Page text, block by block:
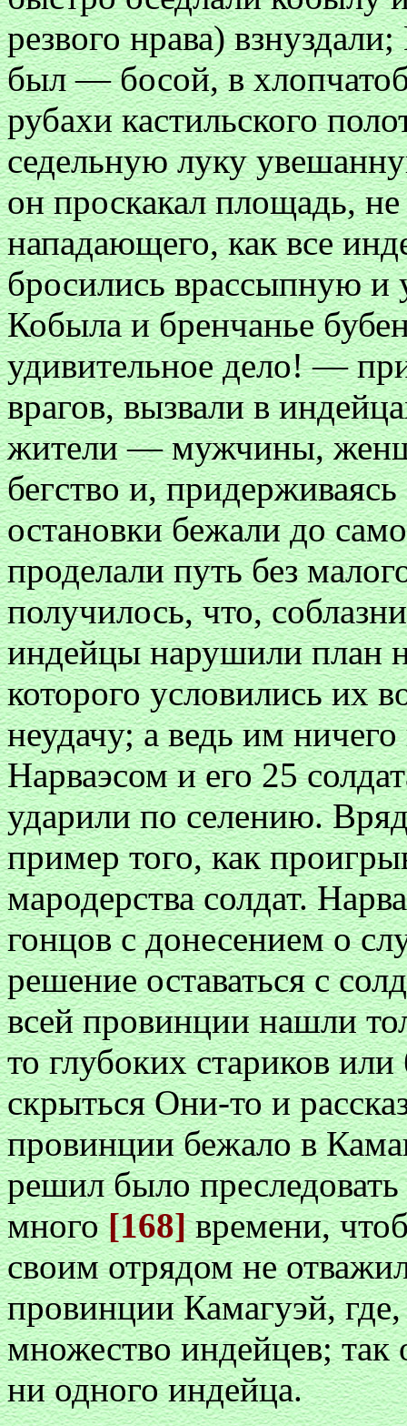
резвого нрава)
был — босой, в
рубахи кастильского
седельную луку
он проскакал площадь,
нападающего, как все
бросились врассыпную и
Кобыла и бренчанье
удивительное дело! —
врагов, вызвали в
жители — мужчины,
бегство и,
остановки бежали до
проделали путь без
получилось, что,
индейцы нарушили план
которого условились их
неудачу; а ведь им ничего
Нарваэсом и его 25
ударили по селению.
пример того, как
мародерства солдат.
гонцов с донесением о
решение оставаться с
всей провинции нашли
то глубоких стариков
скрыться Они-то и
провинции бежало в
решил было
много[168]времени,
своим отрядом не
провинции Камагуэй,
множество индейцев; так
ни одного индейца.